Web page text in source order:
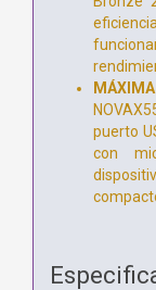
puerto
con